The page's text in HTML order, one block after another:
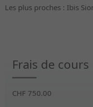
Les plus proches : Ibis
Frais de cours
CHF 750.00